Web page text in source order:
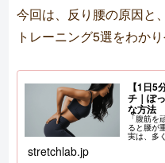
今回は、反り腰の原因と
トレーニング5選をわか
【1日5
チ｜ぽ
な方法
「腹筋を
ると腰が
実は、多
っており
stretchlab.jp